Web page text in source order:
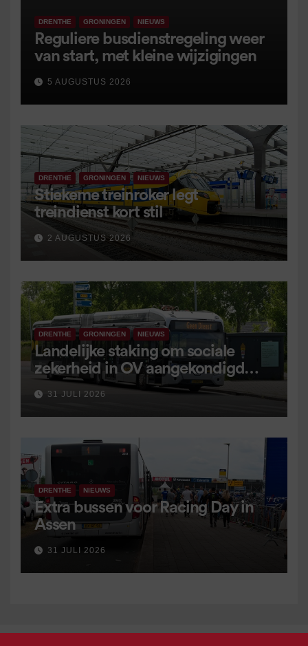
DRENTHE GRONINGEN NIEUWS
Reguliere busdienstregeling weer
van start, met kleine wijzigingen
5 AUGUSTUS 2026
DRENTHE GRONINGEN NIEUWS
Stiekeme treinroker legt
treindienst kort stil
2 AUGUSTUS 2026
DRENTHE GRONINGEN NIEUWS
Landelijke staking om sociale
zekerheid in OV aangekondigd
voor 9 september
31 JULI 2026
DRENTHE NIEUWS
Extra bussen voor Racing Day in
Assen
31 JULI 2026